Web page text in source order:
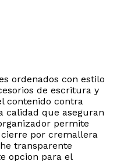
ordenados con estilo
de escritura y
contenido contra
calidad que aseguran
permite
cierre por cremallera
transparente
opcion para el